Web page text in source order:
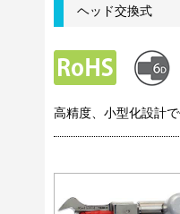
ヘッド交換式
高精度、小型化設計